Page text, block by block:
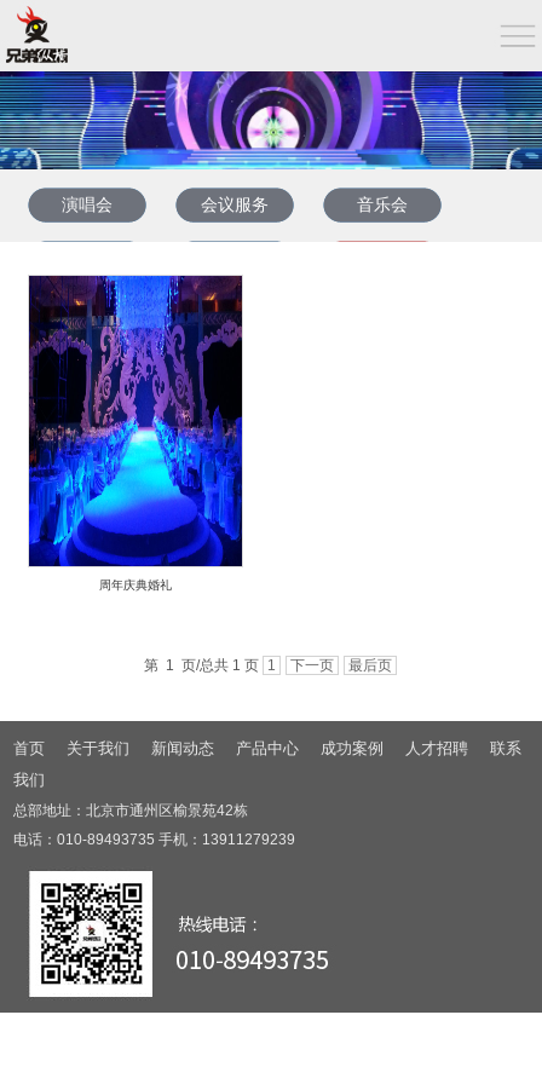
演唱会 会议服务 音乐会
晚会
周年庆典婚礼
第 1 页/总共 1 页 1 下一页 最后页
首页 关于我们 新闻动态 产品中心 成功案例 人才招聘
联系
我们
总部地址：北京市通州区榆景苑42栋
电话：010-89493735 手机：13911279239